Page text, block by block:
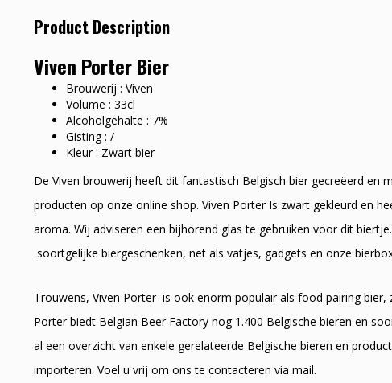
Product Description
Viven Porter Bier
Brouwerij : Viven
Volume : 33cl
Alcoholgehalte : 7%
Gisting : /
Kleur : Zwart bier
De Viven brouwerij heeft dit fantastisch Belgisch bier gecreëerd en
producten op onze online shop. Viven Porter Is zwart gekleurd en
aroma. Wij adviseren een bijhorend glas te gebruiken voor dit
soortgelijke biergeschenken, net als vatjes, gadgets en onze
Trouwens, Viven Porter is ook enorm populair als food pairing
Porter biedt Belgian Beer Factory nog 1.400 Belgische bieren en
al een overzicht van enkele gerelateerde Belgische bieren en
importeren. Voel u vrij om ons te contacteren via mail.